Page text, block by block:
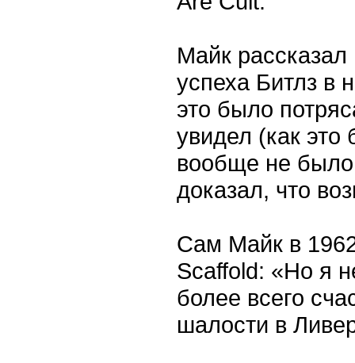
Майк
успеха Битлз в
это было
увидел (как
вообще не
доказал, что
Сам Майк в
Scaffold: «Но я
более всего
шалости в